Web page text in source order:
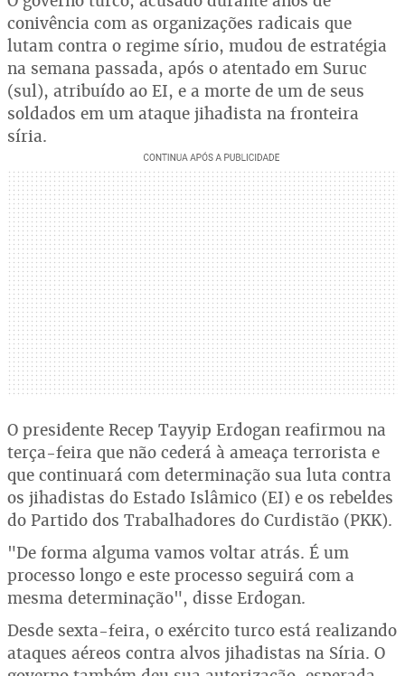
conivência com as organizações radicais que
lutam contra o regime sírio, mudou de estratégia
na semana passada, após o atentado em Suruc
(sul), atribuído ao EI, e a morte de um de seus
soldados em um ataque jihadista na fronteira
síria.
O presidente Recep Tayyip Erdogan reafirmou na
terça-feira que não cederá à ameaça terrorista e
que continuará com determinação sua luta contra
os jihadistas do Estado Islâmico (EI) e os rebeldes
do Partido dos Trabalhadores do Curdistão (PKK).
"De forma alguma vamos voltar atrás. É um
processo longo e este processo seguirá com a
mesma determinação", disse Erdogan.
Desde sexta-feira, o exército turco está realizando
ataques aéreos contra alvos jihadistas na Síria. O